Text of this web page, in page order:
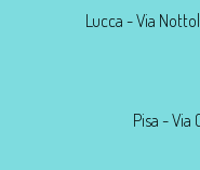
Lucca - Via
Pisa - Via